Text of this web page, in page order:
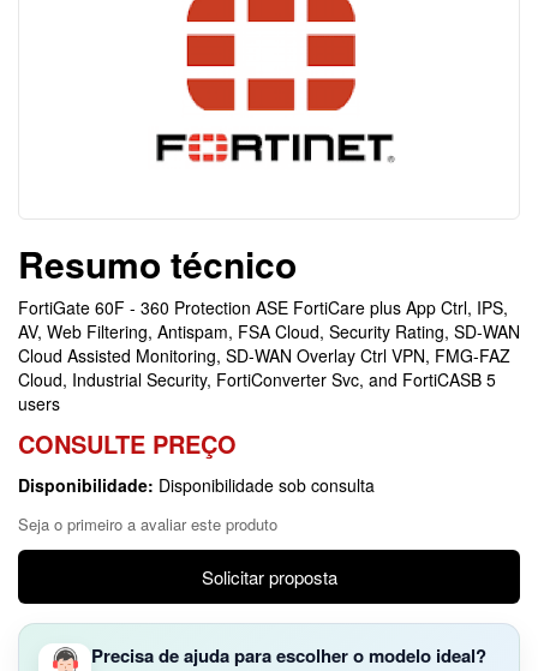
Resumo técnico
FortiGate 60F - 360 Protection ASE FortiCare plus App Ctrl, IPS,
AV, Web Filtering, Antispam, FSA Cloud, Security Rating, SD-WAN
Cloud Assisted Monitoring, SD-WAN Overlay Ctrl VPN, FMG-FAZ
Cloud, Industrial Security, FortiConverter Svc, and FortiCASB 5
users
CONSULTE PREÇO
Disponibilidade: Disponibilidade sob consulta
Seja o primeiro a avaliar este produto
Solicitar proposta
Precisa de ajuda para escolher o modelo ideal?